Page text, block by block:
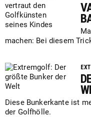
machen: Bei diesem
Diese Bunkerkante ist
der Golfhölle.